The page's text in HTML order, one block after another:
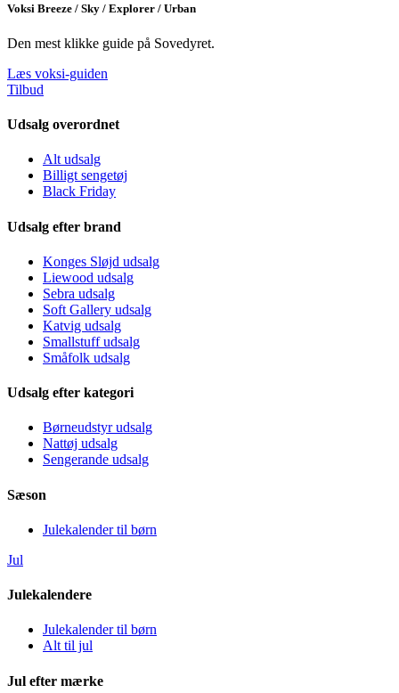
Voksi Breeze / Sky / Explorer / Urban
Den mest klikke guide på Sovedyret.
Læs voksi-guiden
Tilbud
Udsalg overordnet
Alt udsalg
Billigt sengetøj
Black Friday
Udsalg efter brand
Konges Sløjd udsalg
Liewood udsalg
Sebra udsalg
Soft Gallery udsalg
Katvig udsalg
Smallstuff udsalg
Småfolk udsalg
Udsalg efter kategori
Børneudstyr udsalg
Nattøj udsalg
Sengerande udsalg
Sæson
Julekalender til børn
Jul
Julekalendere
Julekalender til børn
Alt til jul
Jul efter mærke